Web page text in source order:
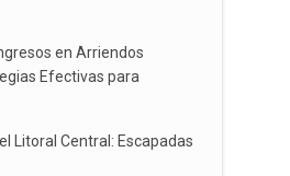
en Arriendos
Efectivas para
Litoral Central: Escapadas